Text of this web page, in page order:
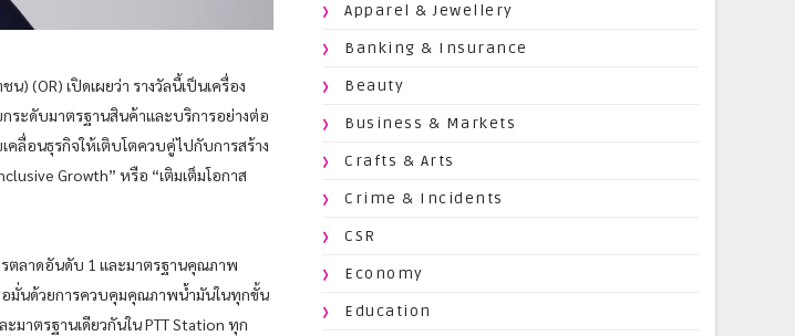
(OR) เปิดเผยว่า รางวัลนี้เป็นเครื่อง
ระดับมาตรฐานสินค้าและบริการอย่างต่อ
ลื่อนธุรกิจให้เติบโตควบคู่ไปกับการสร้าง
Growth” หรือ “เติมเต็มโอกาส
รตลาดอันดับ 1 และมาตรฐานคุณภาพ
อมั่นด้วยการควบคุมคุณภาพน้ำมันในทุกขั้น
าตรฐานเดียวกันใน PTT Station ทุก
Apparel & Jewellery
Banking & Insurance
Beauty
Business & Markets
Crafts & Arts
Crime & Incidents
CSR
Economy
Education